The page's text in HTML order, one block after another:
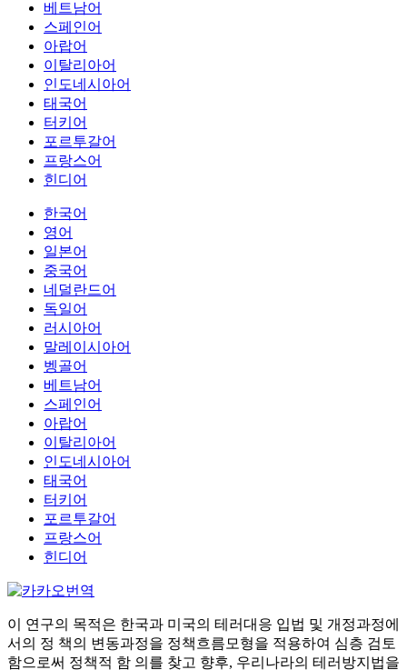
베트남어
스페인어
아랍어
이탈리아어
인도네시아어
태국어
터키어
포르투갈어
프랑스어
힌디어
한국어
영어
일본어
중국어
네덜란드어
독일어
러시아어
말레이시아어
벵골어
베트남어
스페인어
아랍어
이탈리아어
인도네시아어
태국어
터키어
포르투갈어
프랑스어
힌디어
이 연구의 목적은 한국과 미국의 테러대응 입법 및 개정과정에
서의 정 책의 변동과정을 정책흐름모형을 적용하여 심층 검토
함으로써 정책적 함 의를 찾고 향후, 우리나라의 테러방지법을